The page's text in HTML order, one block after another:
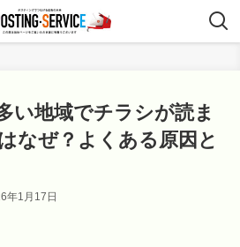
い地域でチラシが読ま
なぜ？よくある原因と
年1月17日